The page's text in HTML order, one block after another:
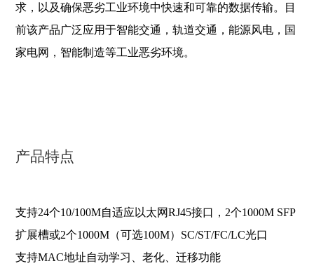
求，以及确保恶劣工业环境中快速和可靠的数据传输。目
前该产品广泛应用于智能交通，轨道交通，能源风电，国
家电网，智能制造等工业恶劣环境。
产品特点
支持24个10/100M自适应以太网RJ45接口，2个1000M SFP
扩展槽或2个1000M（可选100M）SC/ST/FC/LC光口
支持MAC地址自动学习、老化、迁移功能